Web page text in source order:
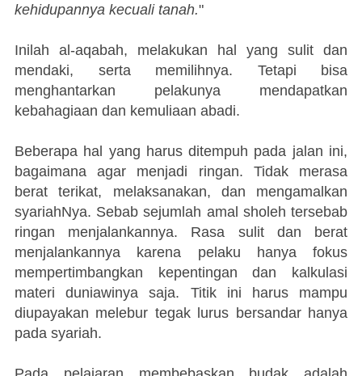
kehidupannya kecuali tanah."
Inilah al-aqabah, melakukan hal yang sulit dan
mendaki, serta memilihnya. Tetapi bisa
menghantarkan pelakunya mendapatkan
kebahagiaan dan kemuliaan abadi.
Beberapa hal yang harus ditempuh pada jalan ini,
bagaimana agar menjadi ringan. Tidak merasa
berat terikat, melaksanakan, dan mengamalkan
syariahNya. Sebab sejumlah amal sholeh tersebab
ringan menjalankannya. Rasa sulit dan berat
menjalankannya karena pelaku hanya fokus
mempertimbangkan kepentingan dan kalkulasi
materi duniawinya saja. Titik ini harus mampu
diupayakan melebur tegak lurus bersandar hanya
pada syariah.